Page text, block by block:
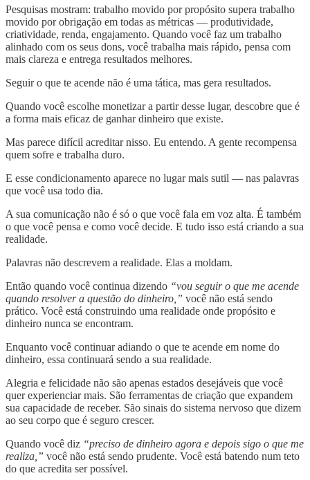
Pesquisas mostram: trabalho movido por propósito supera trabalho
movido por obrigação em todas as métricas — produtividade,
criatividade, renda, engajamento. Quando você faz um trabalho
alinhado com os seus dons, você trabalha mais rápido, pensa com
mais clareza e entrega resultados melhores.
Seguir o que te acende não é uma tática, mas gera resultados.
Quando você escolhe monetizar a partir desse lugar, descobre que é
a forma mais eficaz de ganhar dinheiro que existe.
Mas parece difícil acreditar nisso. Eu entendo. A gente recompensa
quem sofre e trabalha duro.
E esse condicionamento aparece no lugar mais sutil — nas palavras
que você usa todo dia.
A sua comunicação não é só o que você fala em voz alta. É também
o que você pensa e como você decide. E tudo isso está criando a sua
realidade.
Palavras não descrevem a realidade. Elas a moldam.
Então quando você continua dizendo “vou seguir o que me acende
quando resolver a questão do dinheiro,” você não está sendo
prático. Você está construindo uma realidade onde propósito e
dinheiro nunca se encontram.
Enquanto você continuar adiando o que te acende em nome do
dinheiro, essa continuará sendo a sua realidade.
Alegria e felicidade não são apenas estados desejáveis que você
quer experienciar mais. São ferramentas de criação que expandem
sua capacidade de receber. São sinais do sistema nervoso que dizem
ao seu corpo que é seguro crescer.
Quando você diz “preciso de dinheiro agora e depois sigo o que me
realiza,” você não está sendo prudente. Você está batendo num teto
do que acredita ser possível.